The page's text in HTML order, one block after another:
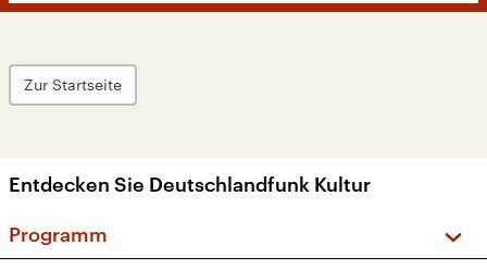
Zur Startseite
Entdecken Sie Deutschlandfunk Kultur
Programm